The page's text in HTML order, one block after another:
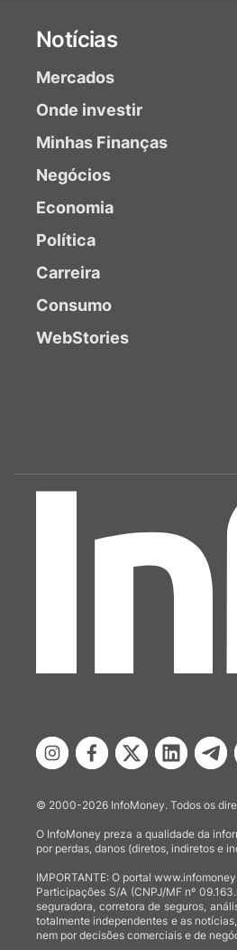
Notícias
Mercados
Onde investir
Minhas Finanças
Negócios
Economia
Política
Carreira
Consumo
WebStories
© 2000-2026 InfoMoney. Todos os
O InfoMoney preza a qualidade da
por perdas, danos (diretos, indiretos e
IMPORTANTE: O portal
Participações S/A (CNPJ/MF nº
seguradora, corretora de seguros,
totalmente independentes e as
nem por decisões comerciais e de